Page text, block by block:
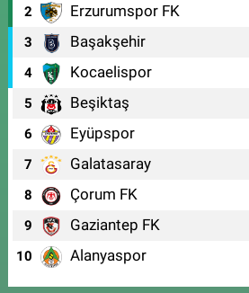
2 Erzurumspor FK
3 Başakşehir
4 Kocaelispor
5 Beşiktaş
6 Eyüpspor
7 Galatasaray
8 Çorum FK
9 Gaziantep FK
10 Alanyaspor